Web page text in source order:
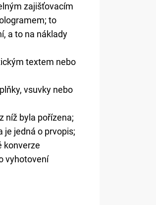
zajišťovacím
to
a to na náklady
textem nebo
vsuvky nebo
níž byla pořízena;
je jedná o prvopis;
konverze
vyhotovení